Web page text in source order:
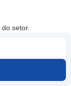
setor.